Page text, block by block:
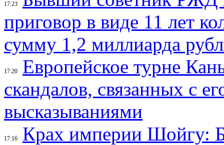
17:23
приговор в виде 11 лет
сумму 1,2 миллиарда
17:20
Европейское турне
скандалов, связанных с
высказываниями
17:16
Крах империи Шойгу: